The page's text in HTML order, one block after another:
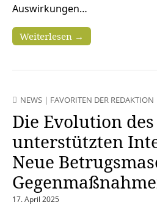
Auswirkungen…
Weiterlesen →
NEWS | FAVORITEN DER REDAKTION
Die Evolution
unterstützten
Neue
17. April 2025